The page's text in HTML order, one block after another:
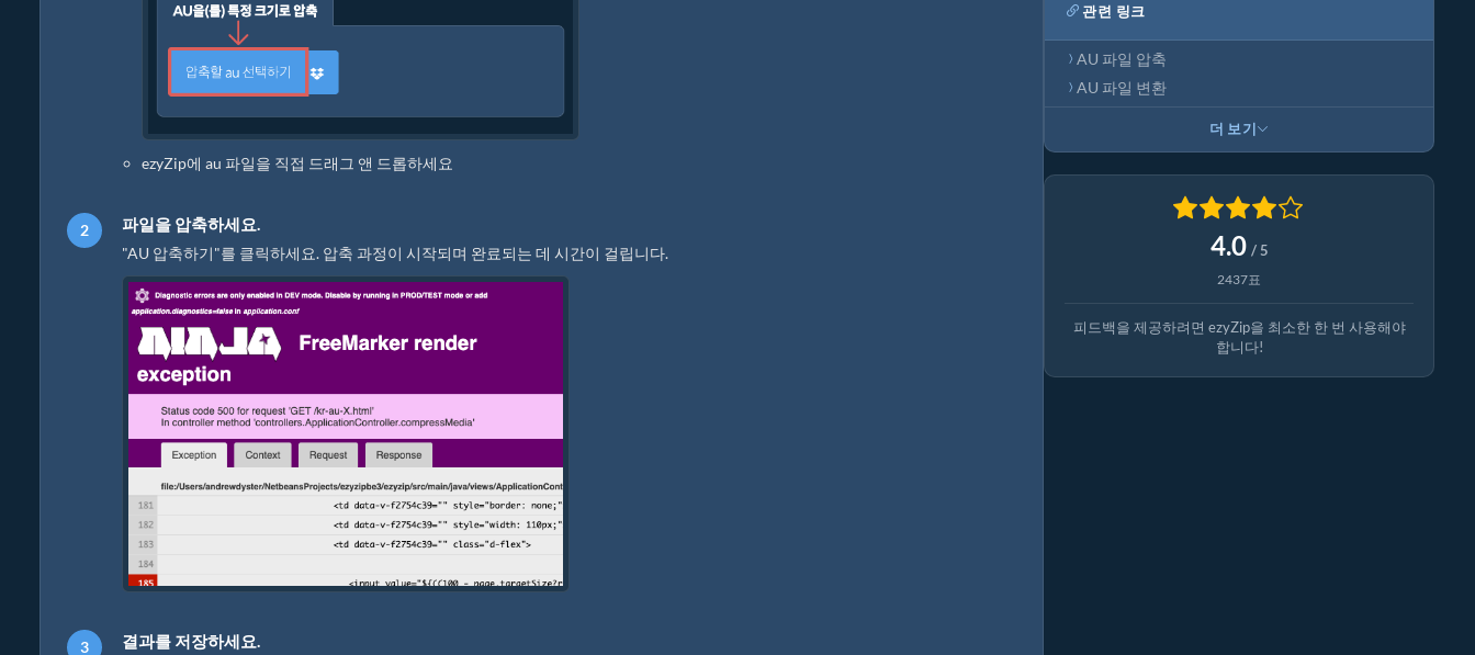
ezyZip에 au 파일을 직접 드래그 앤 드롭하세요
파일을 압축하세요.
"AU 압축하기"를 클릭하세요. 압축 과정이 시작되며 완료되는 데 시간이 걸립니다.
결과를 저장하세요.
관련 링크
AU 파일 압축
AU 파일 변환
더 보기
4.0 / 5
2437표
피드백을 제공하려면 ezyZip을 최소한 한 번 사용해야
합니다!